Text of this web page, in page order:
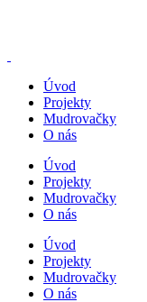
Úvod
Projekty
Mudrovačky
O nás
Úvod
Projekty
Mudrovačky
O nás
Úvod
Projekty
Mudrovačky
O nás